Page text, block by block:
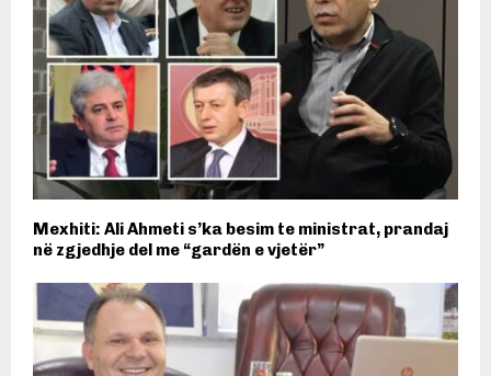
Mexhiti: Ali Ahmeti s’ka besim te ministrat, prandaj
në zgjedhje del me “gardën e vjetër”